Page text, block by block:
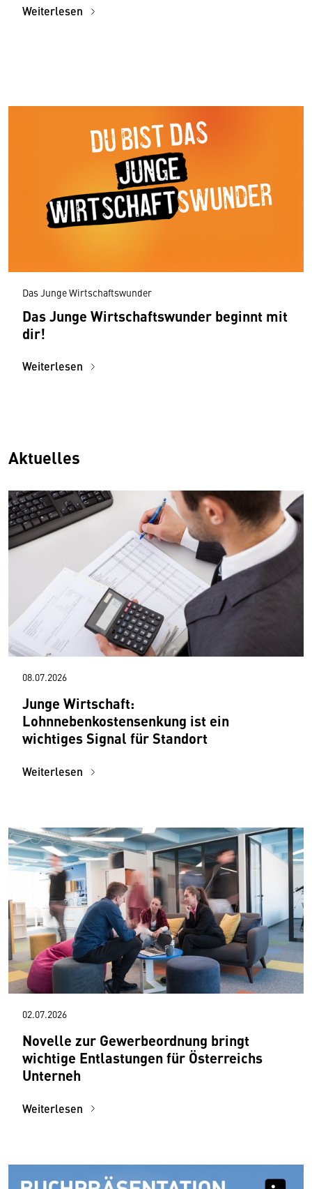
Weiterlesen
Das Junge Wirtschaftswunder
Das Junge Wirtschaftswunder beginnt mit
dir!
Weiterlesen
Aktuelles
08.07.2026
Junge Wirtschaft:
Lohnnebenkostensenkung ist ein
wichtiges Signal für Standort
Weiterlesen
02.07.2026
Novelle zur Gewerbeordnung bringt
wichtige Entlastungen für Österreichs
Unterneh
Weiterlesen